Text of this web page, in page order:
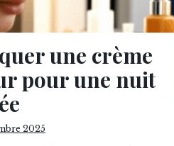
une crème
pour une nuit
2025